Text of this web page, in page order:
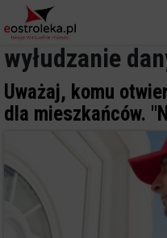
wyłudzanie
Uważaj, komu
dla mieszkańców.